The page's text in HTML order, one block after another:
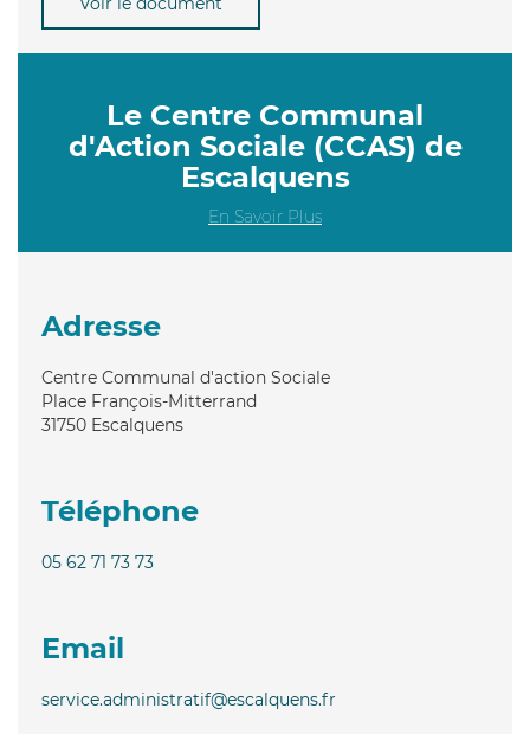
Le Centre Communal
d'Action Sociale (CCAS) de
Escalquens
En Savoir Plus
Adresse
Centre Communal d'action Sociale
Place François-Mitterrand
31750 Escalquens
Téléphone
05 62 71 73 73
Email
service.administratif@escalquens.fr